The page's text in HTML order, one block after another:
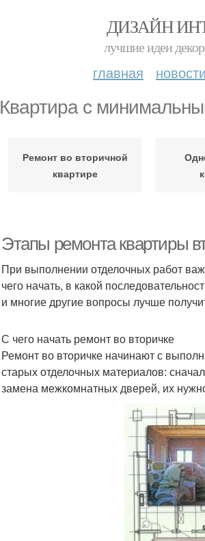
ДИЗАЙН
лучшие идеи
главная новости
Квартира с
Ремонт во вторичной
квартире
Этапы ремонта квартиры
При выполнении отделочных работ
чего начать, в какой
и многие другие вопросы лучше
С чего начать ремонт во вторичке
Ремонт во вторичке начинают с
старых отделочных материалов:
замена межкомнатных дверей, их